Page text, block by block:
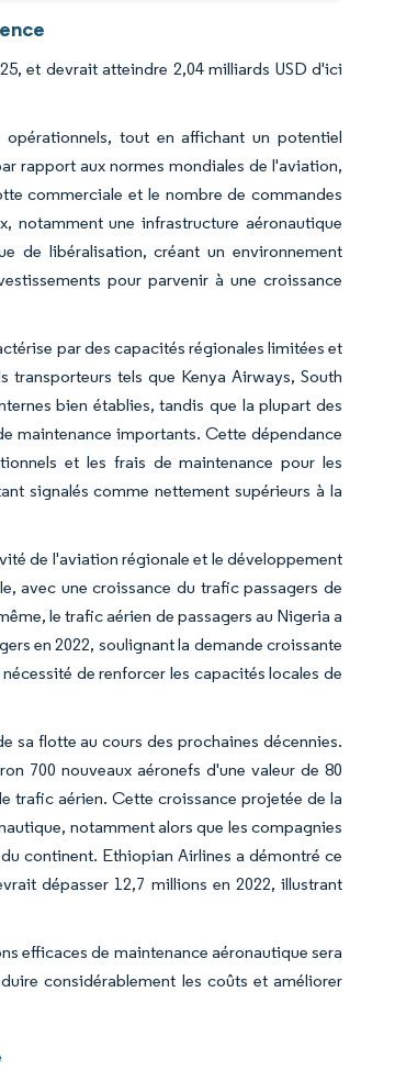
et devrait atteindre 2,04 milliards USD d'ici
tout en affichant un potentiel
rapport aux normes mondiales de l'aviation,
commerciale et le nombre de commandes
notamment une infrastructure aéronautique
de libéralisation, créant un environnement
pour parvenir à une croissance
par des capacités régionales limitées et
transporteurs tels que Kenya Airways, South
bien établies, tandis que la plupart des
maintenance importants. Cette dépendance
et les frais de maintenance pour les
signalés comme nettement supérieurs à la
de l'aviation régionale et le développement
avec une croissance du trafic passagers de
le trafic aérien de passagers au Nigeria a
en 2022, soulignant la demande croissante
de renforcer les capacités locales de
sa flotte au cours des prochaines décennies.
700 nouveaux aéronefs d'une valeur de 80
trafic aérien. Cette croissance projetée de la
notamment alors que les compagnies
continent. Ethiopian Airlines a démontré ce
dépasser 12,7 millions en 2022, illustrant
efficaces de maintenance aéronautique sera
considérablement les coûts et améliorer